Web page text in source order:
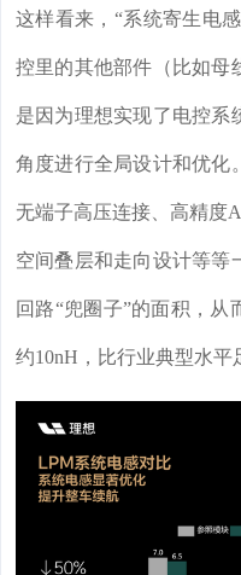
这样看来，“系统寄生电
控里的其他部件（比如母
是因为理想实现了电控系
角度进行全局设计和优化
无端子高压连接、高精度
空间叠层和走向设计等等
回路“兜圈子”的面积，从
约10nH，比行业典型水平